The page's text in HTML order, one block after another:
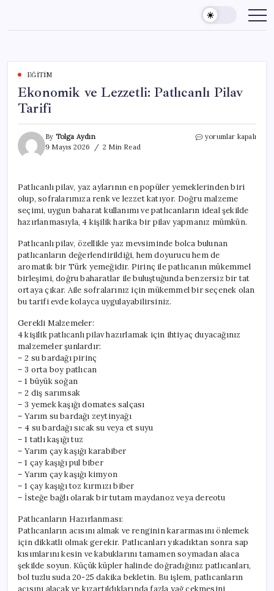
content
EĞITIM
Ekonomik ve Lezzetli: Patlıcanlı Pilav
Tarifi
By Tolga Aydın
9 Mayıs 2026
2 Min Read
Ekonomik
Tarifi
için
yorumlar kapalı
Patlıcanlı pilav, yaz aylarının en popüler yemeklerinden biri
olup, sofralarımıza renk ve lezzet katıyor. Doğru malzeme
seçimi, uygun baharat kullanımı ve patlıcanların ideal şekilde
hazırlanmasıyla, 4 kişilik harika bir pilav yapmanız mümkün.
Patlıcanlı pilav, özellikle yaz mevsiminde bolca bulunan
patlıcanların değerlendirildiği, hem doyurucu hem de
aromatik bir Türk yemeğidir. Pirinç ile patlıcanın mükemmel
birleşimi, doğru baharatlar ile buluştuğunda benzersiz bir tat
ortaya çıkar. Aile sofralarınız için mükemmel bir seçenek olan
bu tarifi evde kolayca uygulayabilirsiniz.
Gerekli Malzemeler:
4 kişilik patlıcanlı pilav hazırlamak için ihtiyaç duyacağınız
malzemeler şunlardır:
– 2 su bardağı pirinç
– 3 orta boy patlıcan
– 1 büyük soğan
– 2 diş sarımsak
– 3 yemek kaşığı domates salçası
– Yarım su bardağı zeytinyağı
– 4 su bardağı sıcak su veya et suyu
– 1 tatlı kaşığı tuz
– Yarım çay kaşığı karabiber
– 1 çay kaşığı pul biber
– Yarım çay kaşığı kimyon
– 1 çay kaşığı toz kırmızı biber
– İsteğe bağlı olarak bir tutam maydanoz veya dereotu
Patlıcanların Hazırlanması:
Patlıcanların acısını almak ve renginin kararmasını önlemek
için dikkatli olmak gerekir. Patlıcanları yıkadıktan sonra sap
kısımlarını kesin ve kabuklarını tamamen soymadan alaca
şekilde soyun. Küçük küpler halinde doğradığınız patlıcanları,
bol tuzlu suda 20-25 dakika bekletin. Bu işlem, patlıcanların
acısını alacak ve kızartıldıklarında fazla yağ çekmesini